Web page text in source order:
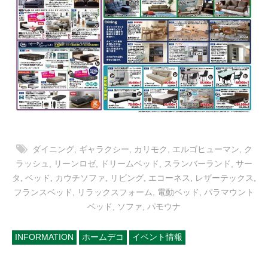
ダイニング, ギャラクシー, カリモク , エルゴヒューマン, ク
ラッシュ , リーンロゼ, ドリームベッド , スランバーランド , サー
タ , ベッド , カウチソファ, リビング, エコーネス , レザーテックス ,
フランスベッド , リラックスフォーム, 電動ベッド , パラマウント
ベッド , ソファ, パモウナ
INFORMATION ホームデコ イベント情報